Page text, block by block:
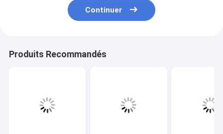
Continuer
Produits Recommandés